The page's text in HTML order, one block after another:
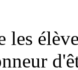
les